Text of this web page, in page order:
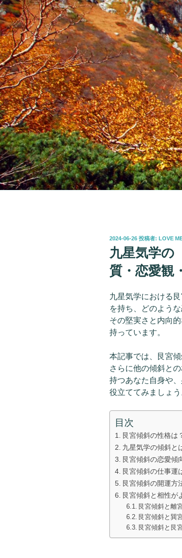
投
稿
日:
2024-06-26 投稿者: LOVE
九星気学の
質・恋愛観
九星気学における
を持ち、どのよう
その堅実さと内向
持っています。
本記事では、艮宮
さらに他の傾斜と
持つあなた自身や
役立ててみましょう
目次
艮宮傾斜の性格は
九星気学の傾斜と
艮宮傾斜の恋愛傾
艮宮傾斜の仕事運
艮宮傾斜の開運方
艮宮傾斜と相性が
艮宮傾斜と離
艮宮傾斜と巽
艮宮傾斜と艮